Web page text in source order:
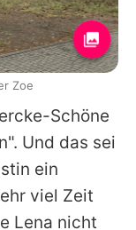
-Schöne
Und das sei
ein
viel Zeit
Lena nicht
Zoe